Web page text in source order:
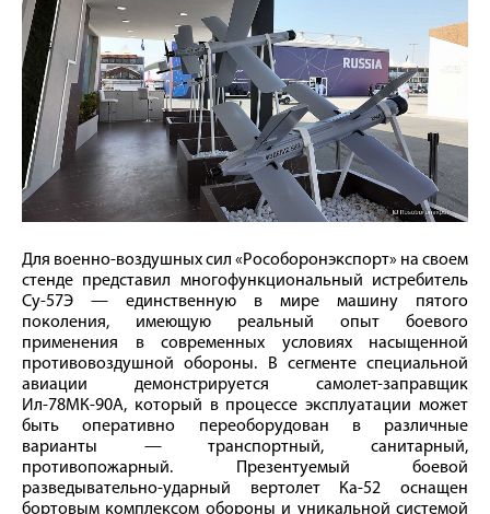
Для военно-воздушных сил «Рособоронэкспорт» на своем
стенде представил многофункциональный истребитель
Су-57Э — единственную в мире машину пятого
поколения, имеющую реальный опыт боевого
применения в современных условиях насыщенной
противовоздушной обороны. В сегменте специальной
авиации демонстрируется самолет-заправщик
Ил-78МК-90А, который в процессе эксплуатации может
быть оперативно переоборудован в различные
варианты — транспортный, санитарный,
противопожарный. Презентуемый боевой
разведывательно-ударный вертолет Ка-52 оснащен
бортовым комплексом обороны и уникальной системой